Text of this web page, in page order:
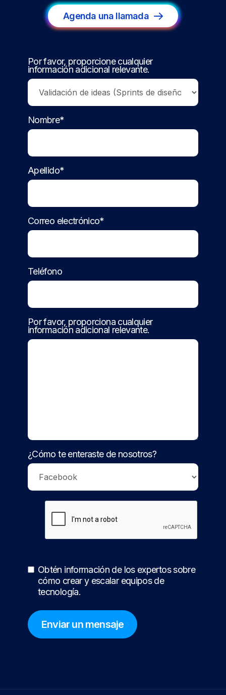
Agenda una llamada
Por favor, proporcione cualquier
información adicional relevante.
Nombre*
Apellido*
Correo electrónico*
Teléfono
Por favor, proporciona cualquier
información adicional relevante.
¿Cómo te enteraste de nosotros?
Obtén información de los expertos sobre
cómo crear y escalar equipos de
tecnología.